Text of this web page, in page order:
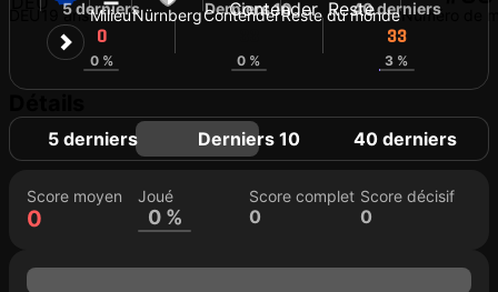
19 ansMilieuNürnbergContenderReste du mondeNuméro de
5 derniers
0
0 %
Derniers 10
0 %
40 derniers
33
3 %
5 derniers Derniers 10 40 derniers
Score moyen
0
Joué
0 %
Score complet
0
Score décisif
0